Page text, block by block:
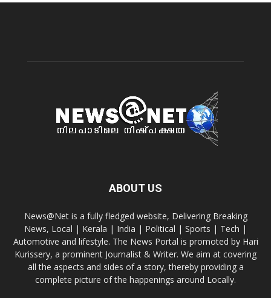
ABOUT US
News@Net is a fully fledged website, Delivering Breaking
News, Local | Kerala | India | Political | Sports | Tech |
Automotive and lifestyle. The News Portal is promoted by Hari
Kurissery, a prominent Journalist & Writer. We aim at covering
all the aspects and sides of a story, thereby providing a
complete picture of the happenings around Locally.